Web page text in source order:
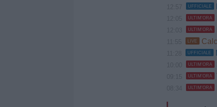
UFFICIALE
ULTIM'ORA
ULTIM'ORA
LIVE
UFFICIALE
ULTIM'ORA
ULTIM'ORA
ULTIM'ORA